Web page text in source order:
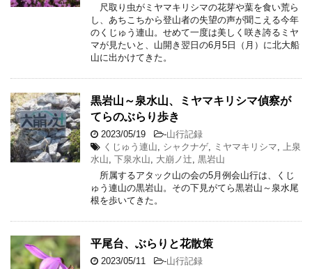
尺取り虫がミヤマキリシマの花芽や葉を食い荒ら
し、あちこちから登山者の失望の声が聞こえる今年
のくじゅう連山。せめて一度は美しく咲き誇るミヤ
マが見たいと、山開き翌日の6月5日（月）に北大船
山に出かけてきた。
黒岩山～泉水山、ミヤマキリシマ偵察が
てらのぶらり歩き
2023/05/19 -山行記録
くじゅう連山
シャクナゲ ミヤマキリシマ
上泉
水山 下泉水山 大崩ノ辻 黒岩山
所属するアタック山の会の5月例会山行は、くじ
ゅう連山の黒岩山。その下見がてら黒岩山～泉水尾
根を歩いてきた。
平尾台、ぶらりと花散策
2023/05/11 -山行記録